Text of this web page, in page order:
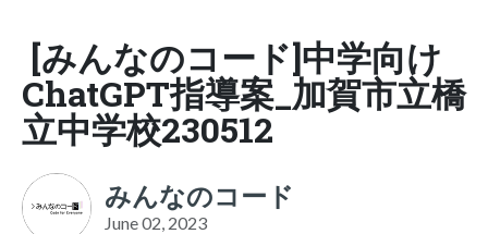
[みんなのコード]中学向け
ChatGPT指導案_加賀市立橋
立中学校230512
みんなのコード
June 02, 2023